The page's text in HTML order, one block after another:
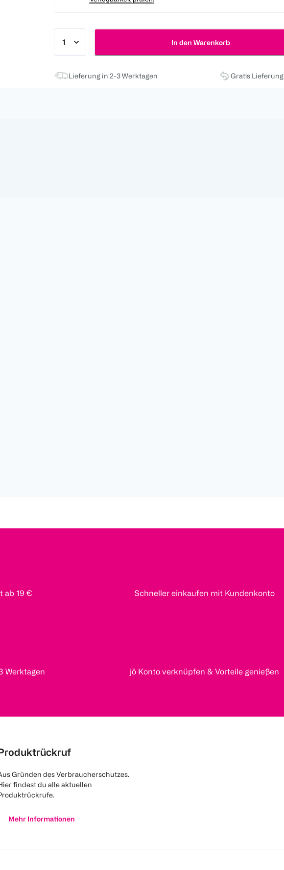
In den Warenkorb
Lieferung in 2-3 Werktagen Gratis
ab 19 € Schneller einkaufen mit Kundenkonto
Werktagen jö Konto verknüpfen & Vorteile genießen
Gründen des Verbraucherschutzes.
findest du alle aktuellen
Mehr Informationen